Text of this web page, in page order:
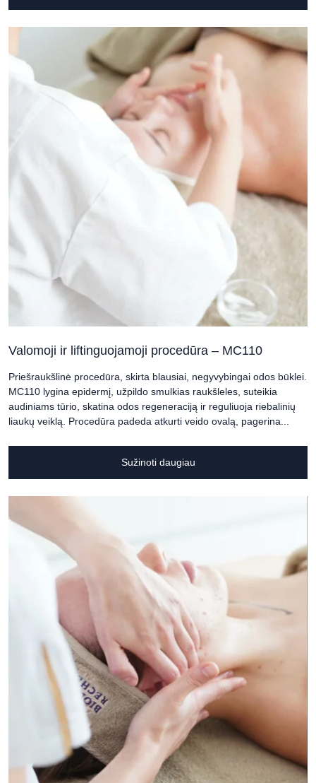
Valomoji ir liftinguojamoji procedūra – MC110
Priešraukšlinė procedūra, skirta blausiai, negyvybingai odos būklei.
MC110 lygina epidermį, užpildo smulkias raukšleles, suteikia
audiniams tūrio, skatina odos regeneraciją ir reguliuoja riebalinių
liaukų veiklą. Procedūra padeda atkurti veido ovalą, pagerina...
Sužinoti daugiau